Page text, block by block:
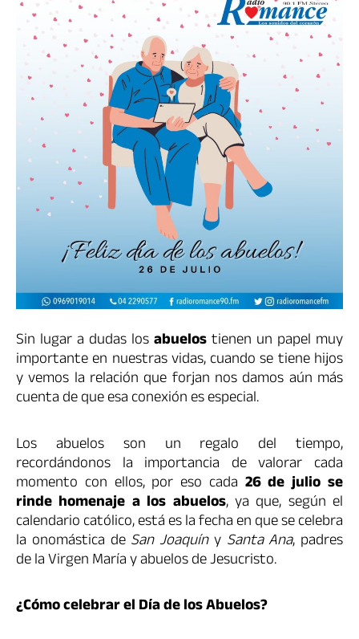
Sin lugar a dudas losabuelostienen un papel muy
importante en nuestras vidas, cuando se tiene hijos
y vemos la relación que forjan nos damos aún más
cuenta de que esa conexión es especial.
Los abuelos son un regalo del tiempo,
recordándonos la importancia de valorar cada
momento con ellos, por eso cada 26 de julio se
rinde homenaje a los abuelos, ya que, según el
calendario católico, está es la fecha en que se celebra
la onomástica de San Joaquíny Santa Ana, padres
de la Virgen María y abuelos de Jesucristo.
¿Cómo celebrar el Día de los Abuelos?